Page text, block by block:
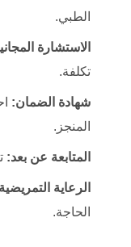
الطبي.
الاستشارة
تكلفة.
شهادة الضمان:
المنجز.
المتابعة عن بعد:
الرعاية
الحاجة.